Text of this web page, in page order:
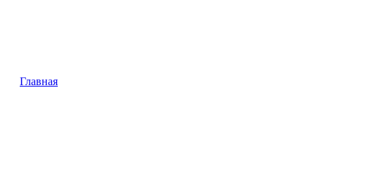
Главная